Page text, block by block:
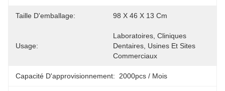
Taille D'emballage: 98 X 46 X 13 Cm
Usage:
Laboratoires, Cliniques
Dentaires, Usines Et Sites
Commerciaux
Capacité D'approvisionnement: 2000pcs / Mois